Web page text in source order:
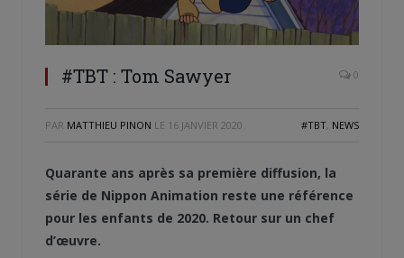
#TBT : Tom Sawyer 0
PAR MATTHIEU PINON LE 16 JANVIER 2020 #TBT, NEWS
Quarante ans après sa première diffusion, la
série de Nippon Animation reste une référence
pour les enfants de 2020. Retour sur un chef
d’œuvre.